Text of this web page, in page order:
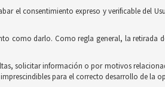
el consentimiento expreso y verificable del
como darlo. Como regla general, la retirada
solicitar información o por motivos
para el correcto desarrollo de la